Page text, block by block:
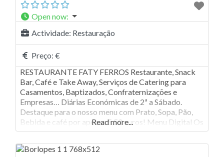
Open now:
Actividade: Restauração
Preço: €
RESTAURANTE FATY FERROS Restaurante, Snack
Bar, Café e Take Away, Serviços de Catering para
Casamentos, Baptizados, Confraternizações e
Empresas… Diárias Económicas de 2ª a Sábado.
Destaque para o nosso menu com Prato, Sopa, Pão,
Bebida e café por apenas 5,50 euros! Menu Digital Os
bons Rojões, Panados, Alheiras, Bacalhau à Braga,
Bifinhos com cogumelos, Bitoque e à Quarta-feira a
Francesinha
Read more...